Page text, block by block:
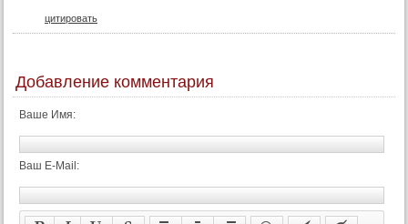
цитировать
Добавление комментария
Ваше Имя:
Ваш E-Mail: